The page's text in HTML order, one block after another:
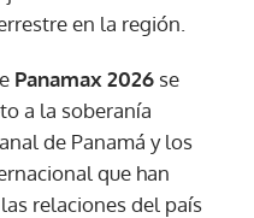
en la región.
Panamax 2026 se
a la soberanía
de Panamá y los
que han
relaciones del país